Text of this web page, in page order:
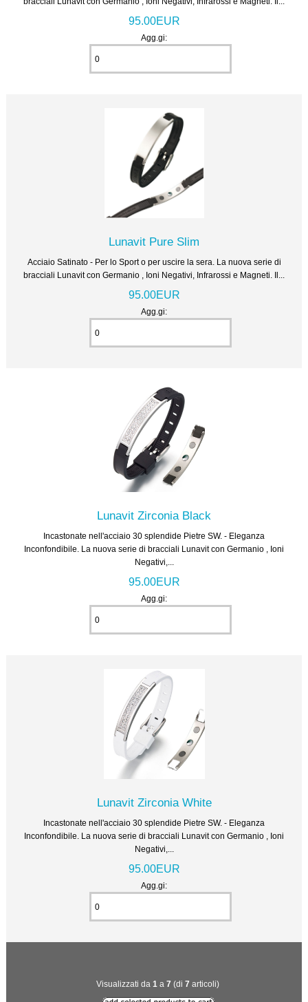
95.00EUR
Agg.gi:
Lunavit Pure Slim
Acciaio Satinato - Per lo Sport o per uscire la sera. La nuova serie di
bracciali Lunavit con Germanio , Ioni Negativi, Infrarossi e Magneti. Il...
95.00EUR
Agg.gi:
Lunavit Zirconia Black
Incastonate nell'acciaio 30 splendide Pietre SW. - Eleganza
Inconfondibile. La nuova serie di bracciali Lunavit con Germanio , Ioni
Negativi,...
95.00EUR
Agg.gi:
Lunavit Zirconia White
Incastonate nell'acciaio 30 splendide Pietre SW. - Eleganza
Inconfondibile. La nuova serie di bracciali Lunavit con Germanio , Ioni
Negativi,...
95.00EUR
Agg.gi:
Visualizzati da 1 a 7 (di 7 articoli)